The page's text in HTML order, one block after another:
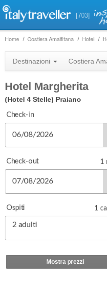
[703]
Home Costiera Amalfitana Hotel
Destinazioni Costiera
Hotel Margherita
(Hotel 4 Stelle) Praiano
Check-in
Check-out 1
Ospiti
2 adulti
1
Mostra prezzi